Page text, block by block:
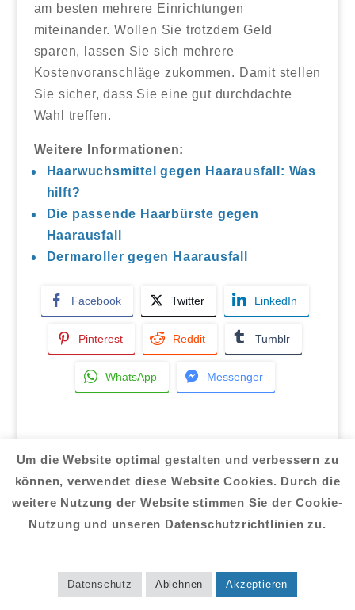
am besten mehrere Einrichtungen
miteinander. Wollen Sie trotzdem Geld
sparen, lassen Sie sich mehrere
Kostenvoranschläge zukommen. Damit stellen
Sie sicher, dass Sie eine gut durchdachte
Wahl treffen.
Weitere Informationen:
Haarwuchsmittel gegen Haarausfall: Was
hilft?
Die passende Haarbürste gegen
Haarausfall
Dermaroller gegen Haarausfall
Facebook Twitter LinkedIn
Pinterest Reddit Tumblr
WhatsApp Messenger
Suchen
Arten von Haarausfall
Diffuser Haarausfall
Um die Website optimal gestalten und verbessern zu
können, verwendet diese Website Cookies. Durch die
weitere Nutzung der Website stimmen Sie der Cookie-
Nutzung und unseren Datenschutzrichtlinien zu.
Datenschutz Ablehnen Akzeptieren